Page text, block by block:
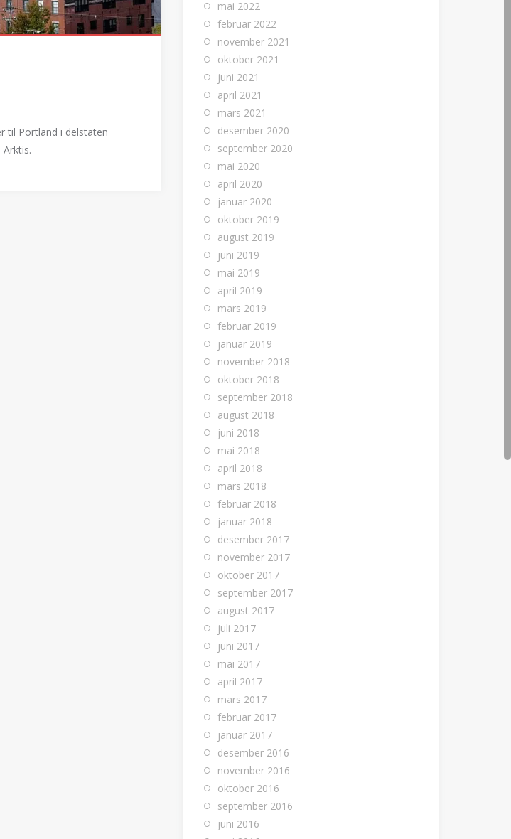
til Portland i delstaten
mai 2022
februar 2022
november 2021
oktober 2021
juni 2021
april 2021
mars 2021
desember 2020
september 2020
mai 2020
april 2020
januar 2020
oktober 2019
august 2019
juni 2019
mai 2019
april 2019
mars 2019
februar 2019
januar 2019
november 2018
oktober 2018
september 2018
august 2018
juni 2018
mai 2018
april 2018
mars 2018
februar 2018
januar 2018
desember 2017
november 2017
oktober 2017
september 2017
august 2017
juli 2017
juni 2017
mai 2017
april 2017
mars 2017
februar 2017
januar 2017
desember 2016
november 2016
oktober 2016
september 2016
juni 2016